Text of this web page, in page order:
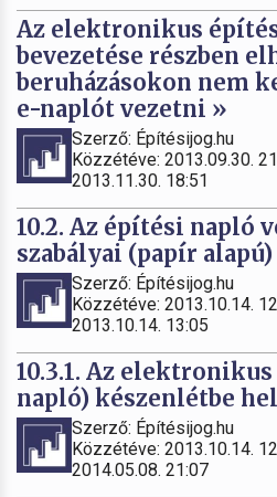
Az elektronikus
bevezetése részben
beruházásokon nem
e-naplót vezetni »
Szerző: Építésijog.hu
Közzétéve: 2013.09.30.
2013.11.30. 18:51
10.2. Az építési napló
szabályai (papír alapú)
Szerző: Építésijog.hu
Közzétéve: 2013.10.14.
2013.10.14. 13:05
10.3.1. Az
napló) készenlétbe
Szerző: Építésijog.hu
Közzétéve: 2013.10.14.
2014.05.08. 21:07